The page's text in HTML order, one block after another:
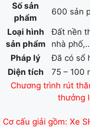
Số sản
phẩm
600 sản
Loại hình
sản phẩm
Đất nền
nhà
Pháp lý
Đã có sổ
Diện tích
75 – 100
Chương trình rút
thưởng
Cơ cấu giải gồm: Xe